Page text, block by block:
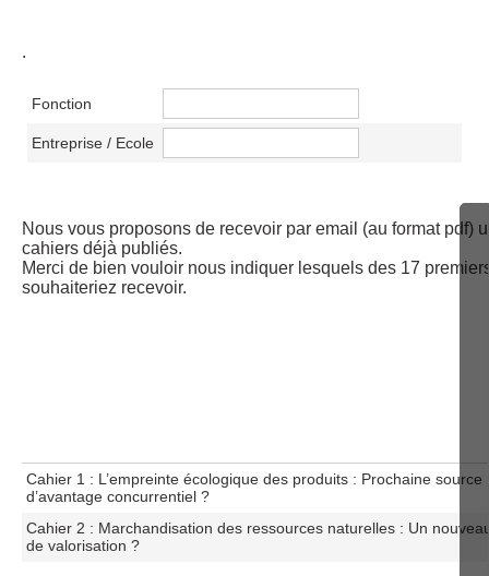
.
Fonction
Entreprise / Ecole
Nous vous proposons de recevoir par email (au format pdf)
cahiers déjà publiés.
Merci de bien vouloir nous indiquer lesquels des 17
souhaiteriez recevoir.
Cahier 1 : L’empreinte écologique des produits : Prochaine source
d’avantage concurrentiel ?
Cahier 2 : Marchandisation des ressources naturelles : Un
de valorisation ?